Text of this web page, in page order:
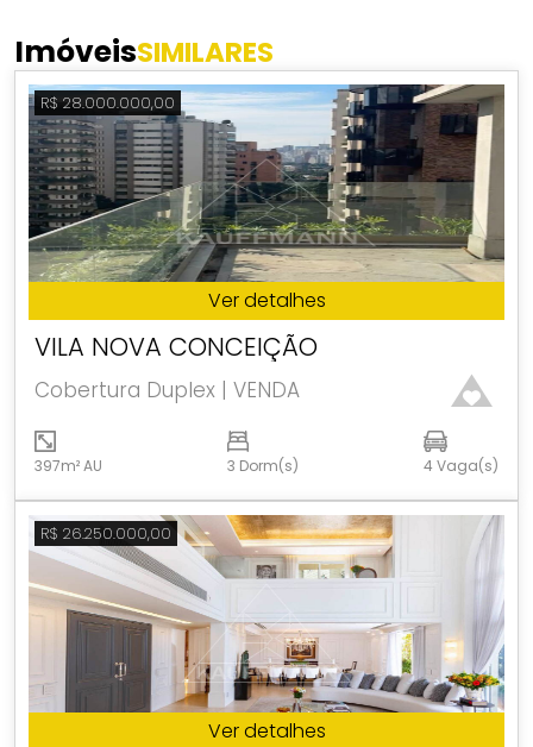
ImóveisSIMILARES
R$ 28.000.000,00
Ver detalhes
VILA NOVA CONCEIÇÃO
Cobertura Duplex | VENDA
397m² AU 3 Dorm(s) 4 Vaga(s)
R$ 26.250.000,00
Ver detalhes